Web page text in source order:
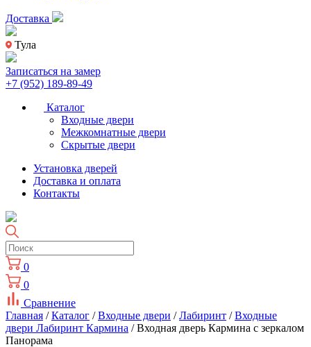
Доставка
Тула
Записаться на замер
+7 (952) 189-89-49
Каталог
Входные двери
Межкомнатные двери
Скрытые двери
Установка дверей
Доставка и оплата
Контакты
0
0
Сравнение
Главная /Каталог /Входные двери /Лабиринт /Входные
двери Лабиринт Кармина / Входная дверь Кармина с зеркалом
Панорама